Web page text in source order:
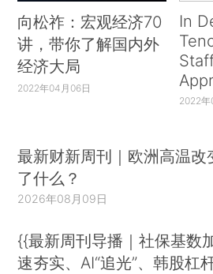
向松祚：宏观经济70
讲，带你了解国内外
经济大局
2022年04月06日
In
2022年
最新财新周刊｜欧洲高温改
了什么？
2026年08月09日
{{最新周刊导播｜社保基数
速夯实、AI“追光”、韩股杠